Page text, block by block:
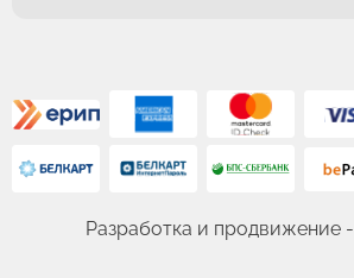
Разработка и продвижение -